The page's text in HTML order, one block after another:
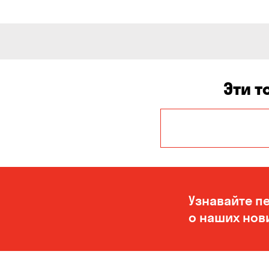
Эти
Белогородка
Вольное
Узнавайте
о наших